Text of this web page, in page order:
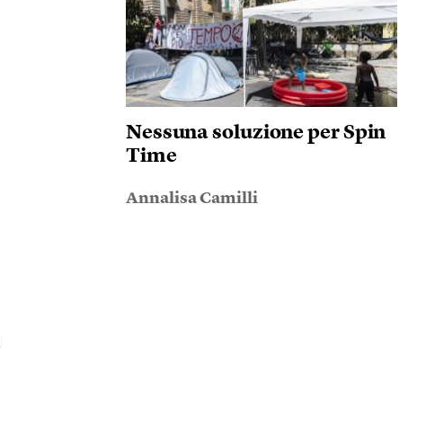
Nessuna soluzione per Spin
Time
Annalisa Camilli